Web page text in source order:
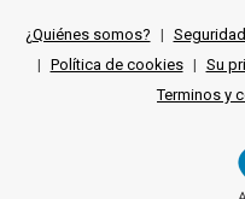
¿Quiénes somos? |
| Política de cookies | Su
Terminos y